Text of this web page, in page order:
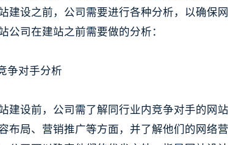
建设之前，公司需要进行各种分析，以确保
公司在建站之前需要做的分析：
争对手分析
建设前，公司需了解同行业内竞争对手的网
布局、营销推广等方面，并了解他们的网络